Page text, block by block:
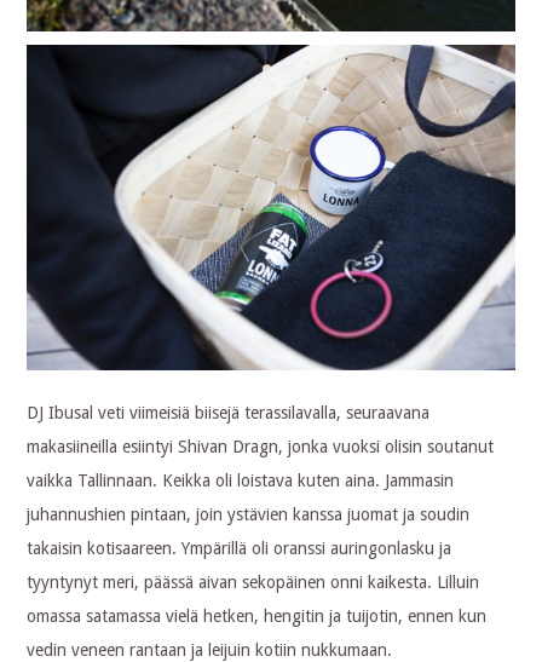
DJ Ibusal veti viimeisiä biisejä terassilavalla, seuraavana
makasiineilla esiintyi Shivan Dragn, jonka vuoksi olisin soutanut
vaikka Tallinnaan. Keikka oli loistava kuten aina. Jammasin
juhannushien pintaan, join ystävien kanssa juomat ja soudin
takaisin kotisaareen. Ympärillä oli oranssi auringonlasku ja
tyyntynyt meri, päässä aivan sekopäinen onni kaikesta. Lilluin
omassa satamassa vielä hetken, hengitin ja tuijotin, ennen kun
vedin veneen rantaan ja leijuin kotiin nukkumaan.